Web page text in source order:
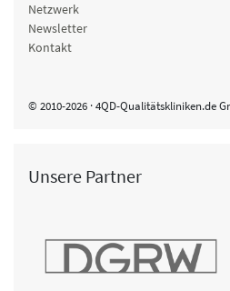
Netzwerk
Newsletter
Kontakt
© 2010-2026 · 4QD-Qualitätskliniken.de
Unsere Partner